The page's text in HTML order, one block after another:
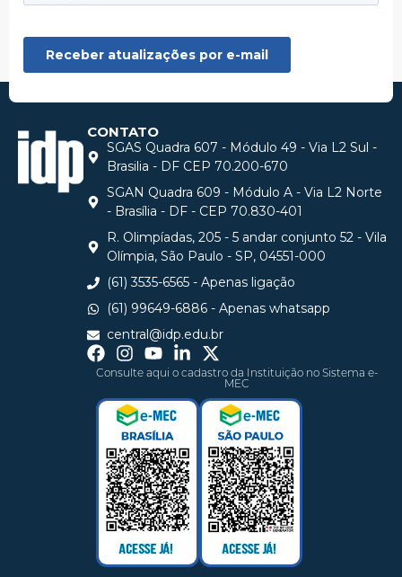
CONTATO
SGAS Quadra 607 - Módulo 49 - Via L2 Sul -
Brasilia - DF CEP 70.200-670
SGAN Quadra 609 - Módulo A - Via L2 Norte
- Brasília - DF - CEP 70.830-401
R. Olimpíadas, 205 - 5 andar conjunto 52 - Vila
Olímpia, São Paulo - SP, 04551-000
(61) 3535-6565 - Apenas ligação
(61) 99649-6886 - Apenas whatsapp
central@idp.edu.br
Consulte aqui o cadastro da Instituição no Sistema e-
MEC